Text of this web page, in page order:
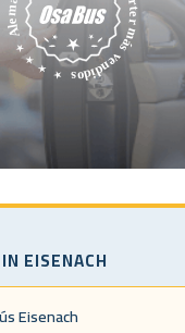
EISENACH
Eisenach